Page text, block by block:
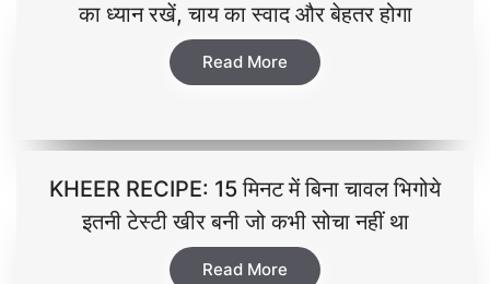
का ध्यान रखें, चाय का स्वाद और बेहतर होगा
Read More
KHEER RECIPE: 15 मिनट में बिना चावल भिगोये
इतनी टेस्टी खीर बनी जो कभी सोचा नहीं था
Read More